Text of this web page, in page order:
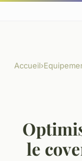
Accueil›
le